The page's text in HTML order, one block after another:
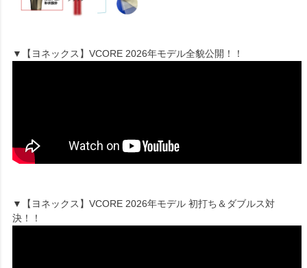
▼【ヨネックス】VCORE 2026年モデル全貌公開！！
▼【ヨネックス】VCORE 2026年モデル 初打ち＆ダブルス対
決！！